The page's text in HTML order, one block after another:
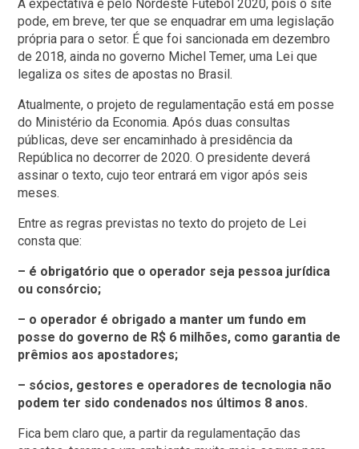
A expectativa é pelo Nordeste Futebol 2020, pois o site
pode, em breve, ter que se enquadrar em uma legislação
própria para o setor. É que foi sancionada em dezembro
de 2018, ainda no governo Michel Temer, uma Lei que
legaliza os sites de apostas no Brasil.
Atualmente, o projeto de regulamentação está em posse
do Ministério da Economia. Após duas consultas
públicas, deve ser encaminhado à presidência da
República no decorrer de 2020. O presidente deverá
assinar o texto, cujo teor entrará em vigor após seis
meses.
Entre as regras previstas no texto do projeto de Lei
consta que:
– é obrigatório que o operador seja pessoa jurídica
ou consórcio;
– o operador é obrigado a manter um fundo em
posse do governo de R$ 6 milhões, como garantia de
prêmios aos apostadores;
– sócios, gestores e operadores de tecnologia não
podem ter sido condenados nos últimos 8 anos.
Fica bem claro que, a partir da regulamentação das